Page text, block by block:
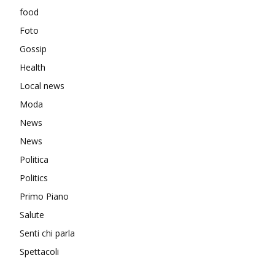
food
Foto
Gossip
Health
Local news
Moda
News
News
Politica
Politics
Primo Piano
Salute
Senti chi parla
Spettacoli